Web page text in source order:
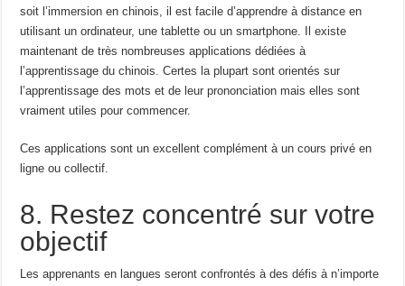
soit l’immersion en chinois, il est facile d’apprendre à distance en
utilisant un ordinateur, une tablette ou un smartphone. Il existe
maintenant de très nombreuses applications dédiées à
l’apprentissage du chinois. Certes la plupart sont orientés sur
l’apprentissage des mots et de leur prononciation mais elles sont
vraiment utiles pour commencer.
Ces applications sont un excellent complément à un cours privé en
ligne ou collectif.
8. Restez concentré sur votre
objectif
Les apprenants en langues seront confrontés à des défis à n’importe